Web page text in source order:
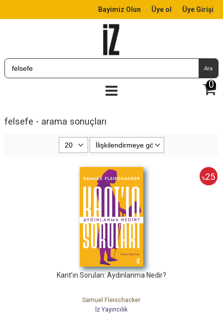
Bayimiz Olun Üye ol Üye Girişi
Ara
0
felsefe - arama sonuçları
%25
Kant’ın Soruları: Aydınlanma Nedir?
Samuel Fleischacker
İz Yayıncılık